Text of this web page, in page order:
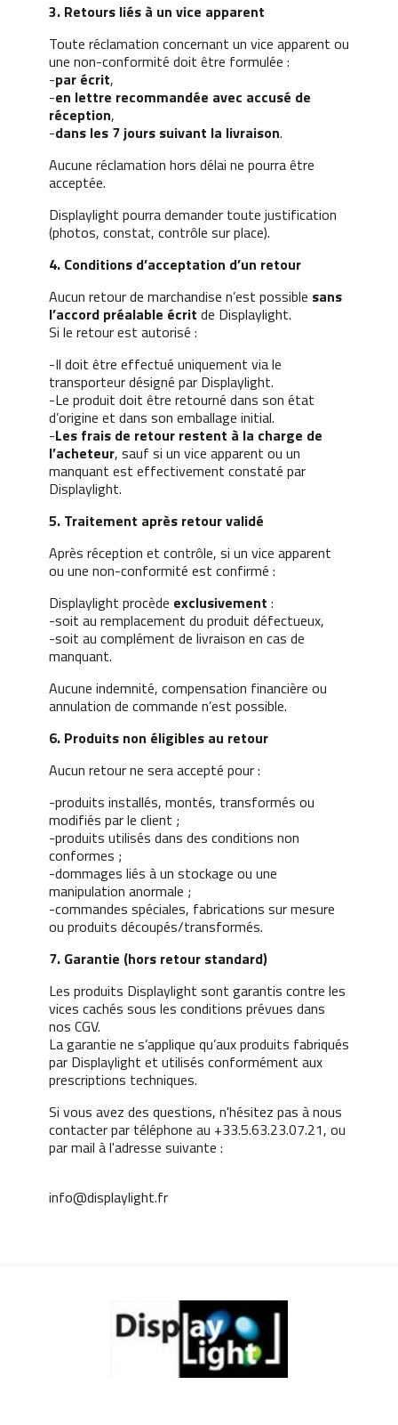
3. Retours liés à un vice apparent
Toute réclamation concernant un vice apparent ou
une non-conformité doit être formulée :
-par écrit,
-en lettre recommandée avec accusé de
réception,
-dans les 7 jours suivant la livraison.
Aucune réclamation hors délai ne pourra être
acceptée.
Displaylight pourra demander toute justification
(photos, constat, contrôle sur place).
4. Conditions d’acceptation d’un retour
Aucun retour de marchandise n’est possible sans
l’accord préalable écrit de Displaylight.
Si le retour est autorisé :
-Il doit être effectué uniquement via le
transporteur désigné par Displaylight.
-Le produit doit être retourné dans son état
d’origine et dans son emballage initial.
-Les frais de retour restent à la charge de
l’acheteur, sauf si un vice apparent ou un
manquant est effectivement constaté par
Displaylight.
5. Traitement après retour validé
Après réception et contrôle, si un vice apparent
ou une non-conformité est confirmé :
Displaylight procède exclusivement :
-soit au remplacement du produit défectueux,
-soit au complément de livraison en cas de
manquant.
Aucune indemnité, compensation financière ou
annulation de commande n’est possible.
6. Produits non éligibles au retour
Aucun retour ne sera accepté pour :
-produits installés, montés, transformés ou
modifiés par le client ;
-produits utilisés dans des conditions non
conformes ;
-dommages liés à un stockage ou une
manipulation anormale ;
-commandes spéciales, fabrications sur mesure
ou produits découpés/transformés.
7. Garantie (hors retour standard)
Les produits Displaylight sont garantis contre les
vices cachés sous les conditions prévues dans
nos CGV.
La garantie ne s’applique qu’aux produits fabriqués
par Displaylight et utilisés conformément aux
prescriptions techniques.
Si vous avez des questions, n'hésitez pas à nous
contacter par téléphone au +33.5.63.23.07.21, ou
par mail à l'adresse suivante :
info@displaylight.fr